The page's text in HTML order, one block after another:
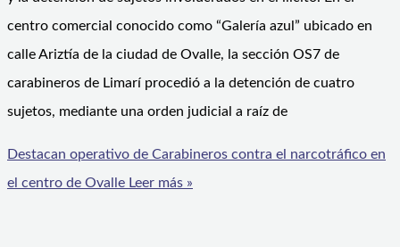
centro comercial conocido como “Galería azul” ubicado en
calle Ariztía de la ciudad de Ovalle, la sección OS7 de
carabineros de Limarí procedió a la detención de cuatro
sujetos, mediante una orden judicial a raíz de
Destacan operativo de Carabineros contra el narcotráfico en
el centro de Ovalle Leer más »